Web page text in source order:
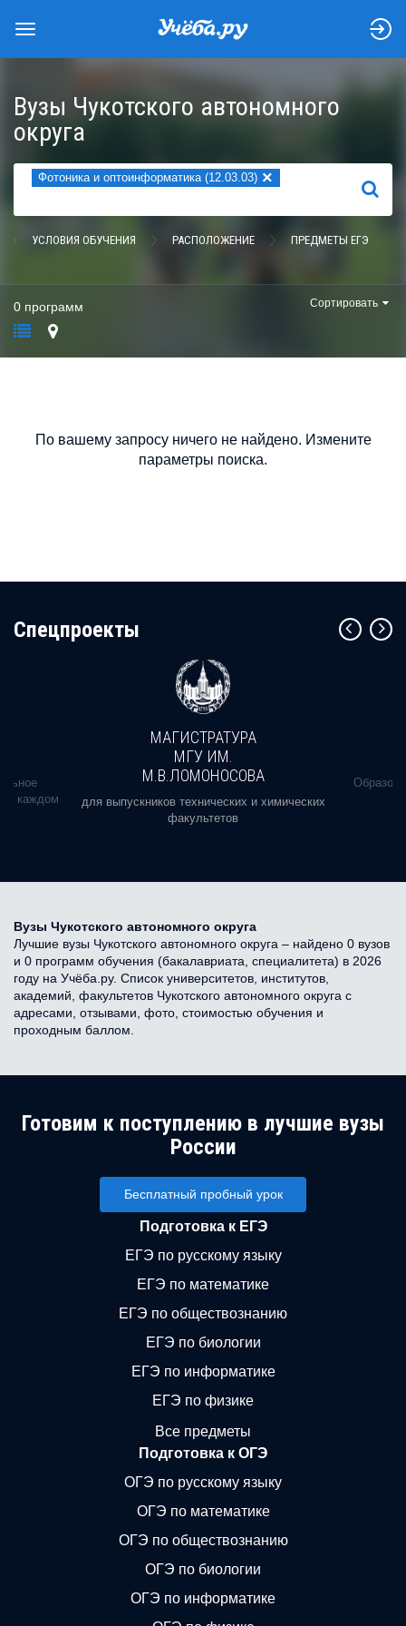
Вузы Чукотского автономного
округа
Фотоника и оптоинформатика (12.03.03) ×
НАЙТИ
УСЛОВИЯ ОБУЧЕНИЯ РАСПОЛОЖЕНИЕ ПРЕДМЕТЫ ЕГЭ
0 программ Сортировать
По вашему запросу ничего не найдено. Измените
параметры поиска.
Cпецпроекты
в каждом
МАГИСТРАТУРА
МГУ ИМ.
М.В.ЛОМОНОСОВА
для выпускников технических и химических
факультетов
Вузы Чукотского автономного округа
Лучшие вузы Чукотского автономного округа – найдено 0 вузов
и 0 программ обучения (бакалавриата, специалитета) в 2026
году на Учёба.ру. Список университетов, институтов,
академий, факультетов Чукотского автономного округа с
адресами, отзывами, фото, стоимостью обучения и
проходным баллом.
Готовим к поступлению в лучшие вузы
России
Бесплатный пробный урок
Подготовка к ЕГЭ
ЕГЭ по русскому языку
ЕГЭ по математике
ЕГЭ по обществознанию
ЕГЭ по биологии
ЕГЭ по информатике
ЕГЭ по физике
Все предметы
Подготовка к ОГЭ
ОГЭ по русскому языку
ОГЭ по математике
ОГЭ по обществознанию
ОГЭ по биологии
ОГЭ по информатике